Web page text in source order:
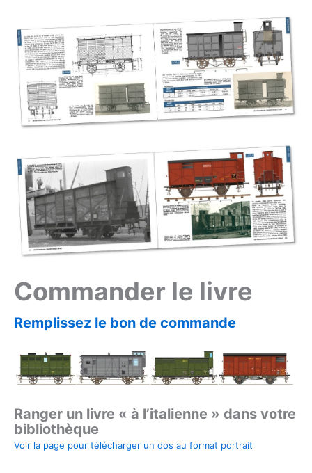
Commander le livre
Remplissez le bon de commande
Ranger un livre « à l’italienne » dans votre
bibliothèque
Voir la page pour télécharger un dos au format portrait